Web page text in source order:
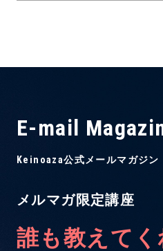
E-mail
Keinoaza公式メールマガジン
メルマガ限定講座
誰も教えて